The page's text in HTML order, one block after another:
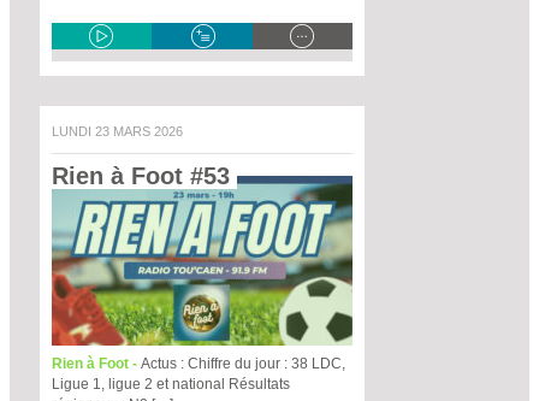
LUNDI 23 MARS 2026
Rien à Foot #53
Rien à Foot - Actus : Chiffre du jour : 38 LDC,
Ligue 1, ligue 2 et national Résultats